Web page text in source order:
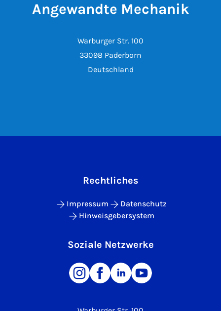
Angewandte Mechanik
Warburger Str. 100
33098 Paderborn
Deutschland
Rechtliches
Impressum
Datenschutz
Hinweisgebersystem
Soziale Netzwerke